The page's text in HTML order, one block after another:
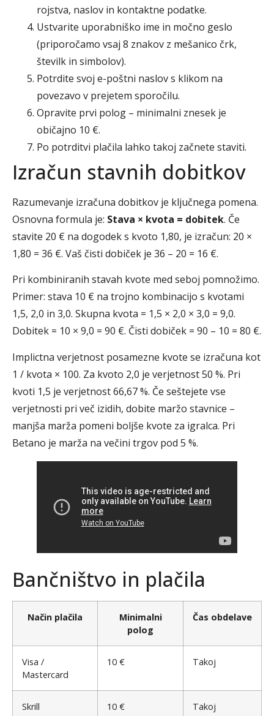
rojstva, naslov in kontaktne podatke.
Ustvarite uporabniško ime in močno geslo
(priporočamo vsaj 8 znakov z mešanico črk,
številk in simbolov).
Potrdite svoj e-poštni naslov s klikom na
povezavo v prejetem sporočilu.
Opravite prvi polog – minimalni znesek je
običajno 10 €.
Po potrditvi plačila lahko takoj začnete staviti.
Izračun stavnih dobitkov
Razumevanje izračuna dobitkov je ključnega pomena.
Osnovna formula je: Stava × kvota = dobitek. Če
stavite 20 € na dogodek s kvoto 1,80, je izračun: 20 ×
1,80 = 36 €. Vaš čisti dobiček je 36 – 20 = 16 €.
Pri kombiniranih stavah kvote med seboj pomnožimo.
Primer: stava 10 € na trojno kombinacijo s kvotami
1,5, 2,0 in 3,0. Skupna kvota = 1,5 × 2,0 × 3,0 = 9,0.
Dobitek = 10 × 9,0 = 90 €. Čisti dobiček = 90 – 10 = 80 €.
Implictna verjetnost posamezne kvote se izračuna kot
1 / kvota × 100. Za kvoto 2,0 je verjetnost 50 %. Pri
kvoti 1,5 je verjetnost 66,67 %. Če seštejete vse
verjetnosti pri več izidih, dobite maržo stavnice –
manjša marža pomeni boljše kvote za igralca. Pri
Betano je marža na večini trgov pod 5 %.
Bančništvo in plačila
Način plačila
Minimalni
polog
Čas obdelave
Visa /
Mastercard
10 € Takoj
Skrill 10 € Takoj